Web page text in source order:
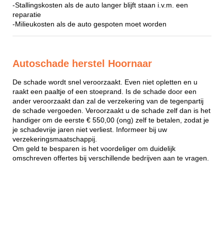
-Stallingskosten als de auto langer blijft staan i.v.m. een
reparatie
-Milieukosten als de auto gespoten moet worden
Autoschade herstel Hoornaar
De schade wordt snel veroorzaakt. Even niet opletten en u
raakt een paaltje of een stoeprand. Is de schade door een
ander veroorzaakt dan zal de verzekering van de tegenpartij
de schade vergoeden. Veroorzaakt u de schade zelf dan is het
handiger om de eerste € 550,00 (ong) zelf te betalen, zodat je
je schadevrije jaren niet verliest. Informeer bij uw
verzekeringsmaatschappij.
Om geld te besparen is het voordeliger om duidelijk
omschreven offertes bij verschillende bedrijven aan te vragen.